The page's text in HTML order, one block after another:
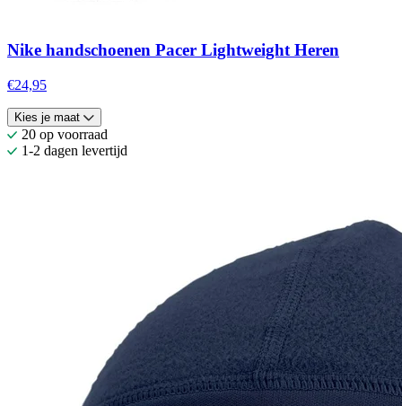
Nike handschoenen Pacer Lightweight Heren
€24,95
Kies je maat
20 op voorraad
1-2 dagen levertijd